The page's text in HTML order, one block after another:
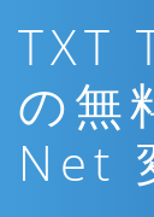
TXT
の無
Net